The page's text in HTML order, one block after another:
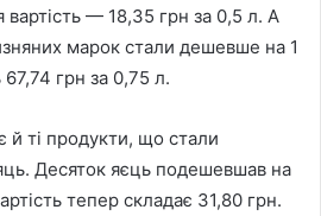
вартість — 18,35 грн за 0,5 л. А
марок стали дешевше на 1
67,74 грн за 0,75 л.
й ті продукти, що стали
Десяток яєць подешевшав на
тепер складає 31,80 грн.